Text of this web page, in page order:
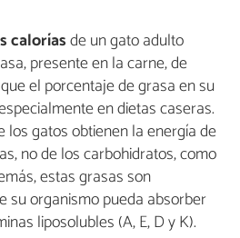
caloríasde un gato adulto
presente en la carne, de
el porcentaje de grasa en su
en dietas caseras.
los gatos obtienen la energía de
no de los carbohidratos, como
estas grasas son
su organismo pueda absorber
liposolubles (A, E, D y K).